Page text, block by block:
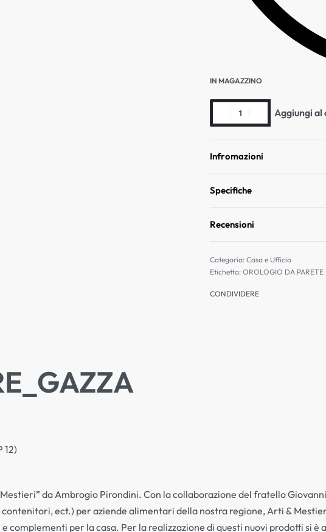
IN MAGAZZINO
Aggiungi
Infromazioni
Specifiche
Recensioni
Categoria:Casa e Ufficio
Etichetta:OROLOGIO DA PARETE
CONDIVIDERE
12)
Mestieri” da Ambrogio Pirondini. Con la collaborazione del fratello
ect.) per aziende alimentari della nostra regione, Arti &
complementi per la casa. Per la realizzazione di questi nuovi prodotti si